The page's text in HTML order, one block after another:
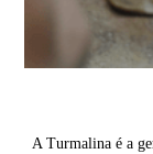
A Turmalina é a